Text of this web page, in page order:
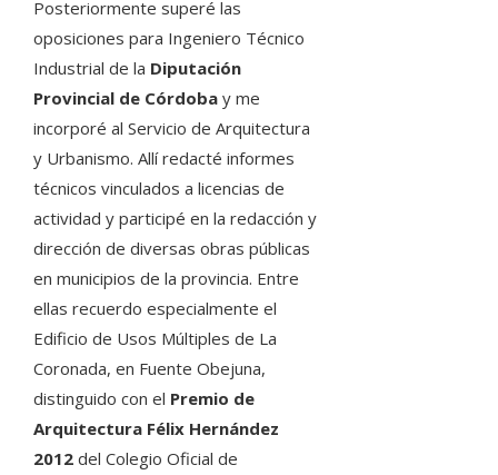
Posteriormente superé las
oposiciones para Ingeniero Técnico
Industrial de la Diputación
Provincial de Córdobay me
incorporé al Servicio de Arquitectura
y Urbanismo. Allí redacté informes
técnicos vinculados a licencias de
actividad y participé en la redacción y
dirección de diversas obras públicas
en municipios de la provincia. Entre
ellas recuerdo especialmente el
Edificio de Usos Múltiples de La
Coronada, en Fuente Obejuna,
distinguido con el Premio de
Arquitectura Félix Hernández
2012del Colegio Oficial de